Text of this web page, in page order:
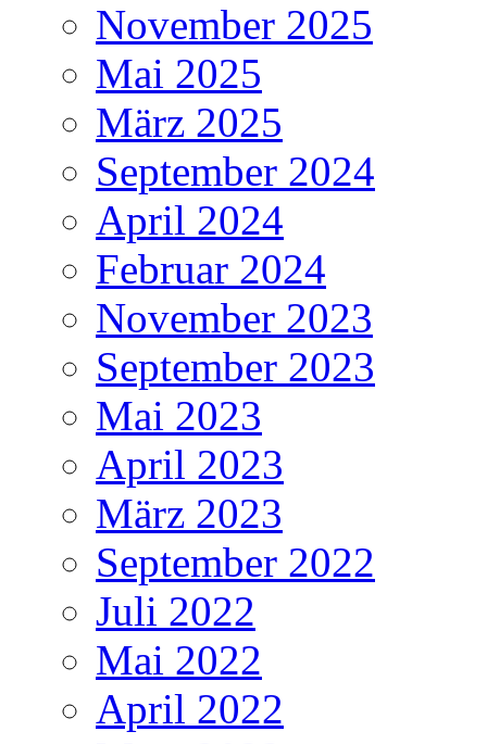
November 2025
Mai 2025
März 2025
September 2024
April 2024
Februar 2024
November 2023
September 2023
Mai 2023
April 2023
März 2023
September 2022
Juli 2022
Mai 2022
April 2022